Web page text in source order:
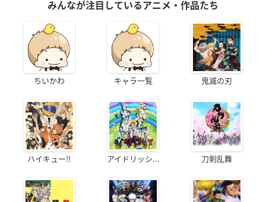
みんなが注目しているアニメ・作品たち
ちいかわ キャラ一覧 鬼滅の刃
ハイキュー!! アイドリッシ... 刀剣乱舞